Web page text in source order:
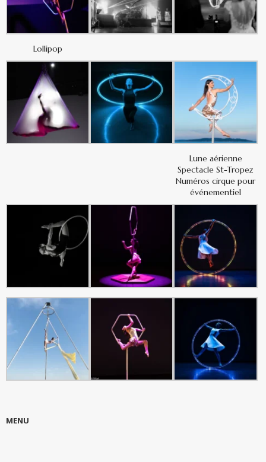
Lollipop
Lune aérienne
Spectacle St-Tropez
Numéros cirque pour
événementiel
MENU